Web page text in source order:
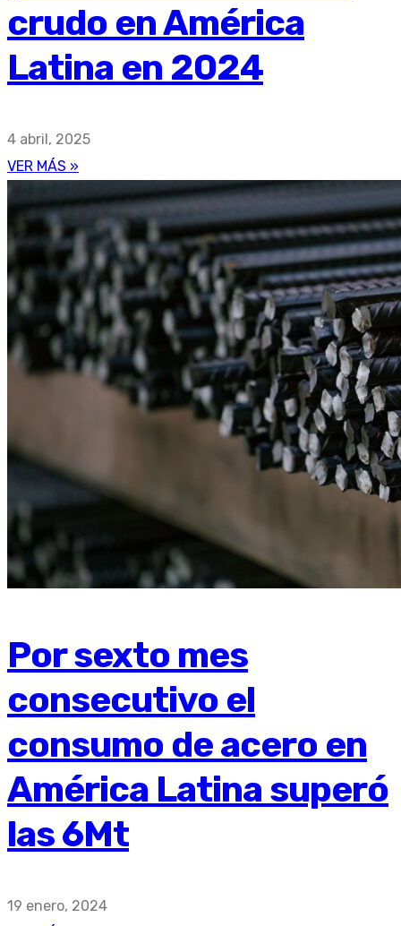
crudo en América
Latina en 2024
4 abril, 2025
VER MÁS »
Por sexto mes
consecutivo el
consumo de acero en
América Latina superó
las 6Mt
19 enero, 2024